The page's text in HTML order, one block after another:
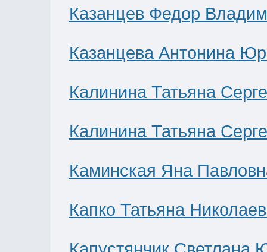
Казанцев Федор
Казанцева Антонина
Калинина Татьяна
Калинина Татьяна
Каминская Яна
Капко Татьяна